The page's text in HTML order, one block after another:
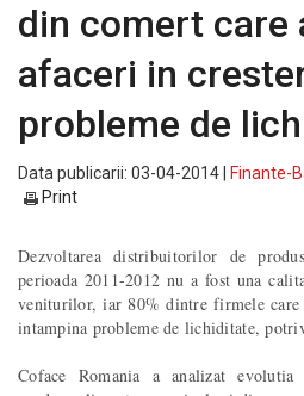
din comert care
afaceri in
probleme de
Data publicarii: 03-04-2014 |
Finante-
Print
Dezvoltarea distribuitorilor de
perioada 2011-2012 nu a fost una
veniturilor, iar 80% dintre firmele care
intampina probleme de lichiditate,
Coface Romania a analizat